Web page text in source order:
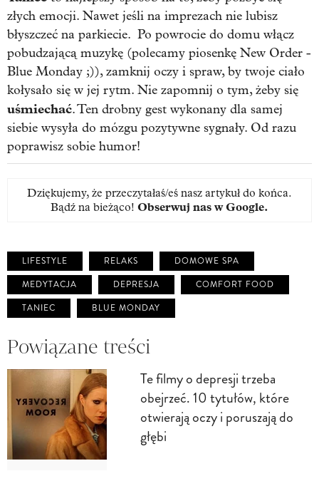
złych emocji. Nawet jeśli na imprezach nie lubisz
błyszczeć na parkiecie. Po powrocie do domu włącz
pobudzającą muzykę (polecamy piosenkę New Order -
Blue Monday ;)), zamknij oczy i spraw, by twoje ciało
kołysało się w jej rytm. Nie zapomnij o tym, żeby się
uśmiechać. Ten drobny gest wykonany dla samej
siebie wysyła do mózgu pozytywne sygnały. Od razu
poprawisz sobie humor!
Dziękujemy, że przeczytałaś/eś nasz artykuł do końca.
Bądź na bieżąco! Obserwuj nas w Google.
LIFESTYLE RELAKS
DOMOWE SPA
MEDYTACJA
DEPRESJA
COMFORT FOOD
TANIEC
BLUE MONDAY
Powiązane treści
Te filmy o depresji trzeba
obejrzeć. 10 tytułów, które
otwierają oczy i poruszają do
głębi